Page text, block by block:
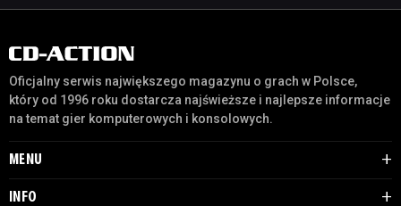
Oficjalny serwis największego magazynu o grach w Polsce,
który od 1996 roku dostarcza najświeższe i najlepsze informacje
na temat gier komputerowych i konsolowych.
MENU
INFO